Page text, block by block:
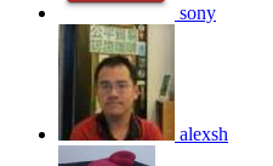
sony
alexsh